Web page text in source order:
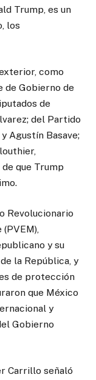
Trump, es un
los
como
de Gobierno de
de
del Partido
Agustín Basave;
que Trump
Revolucionario
y su
la República, y
de protección
que México
y
Gobierno
Carrillo señaló